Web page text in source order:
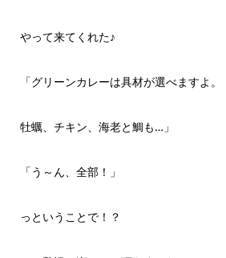
やって来てくれた♪
「グリーンカレーは具材が選べますよ。
牡蠣、チキン、海老と鯛も…」
「う～ん、全部！」
っということで！？